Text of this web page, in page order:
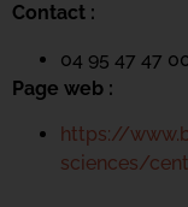
Contact :
04 95 47 47
Page web :
https://
sciences/